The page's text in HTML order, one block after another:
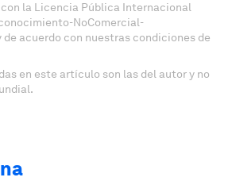
la Licencia Pública Internacional
NoComercial-
de acuerdo con nuestras condiciones de
en este artículo son las del autor y no